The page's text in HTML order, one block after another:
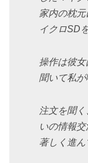
家内の枕
イクロSD
操作は彼
聞いて私が
注文を聞
いの情報
著しく進ん